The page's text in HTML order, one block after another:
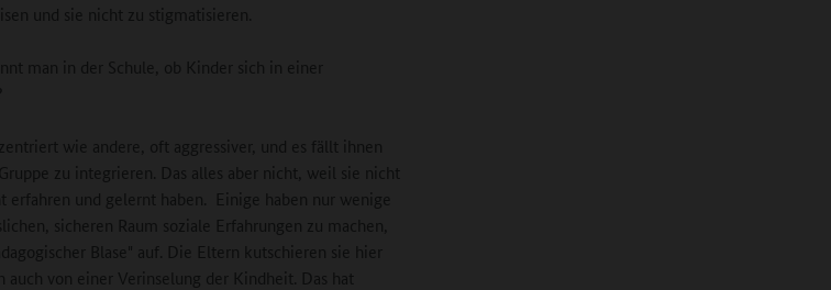
und sie nicht zu stigmatisieren.
man in der Schule, ob Kinder sich in einer
wie andere, oft aggressiver, und es fällt ihnen
zu integrieren. Das alles aber nicht, weil sie nicht
erfahren und gelernt haben. Einige haben nur wenige
sicheren Raum soziale Erfahrungen zu machen,
Blase" auf. Die Eltern kutschieren sie hier
auch von einer Verinselung der Kindheit. Das hat